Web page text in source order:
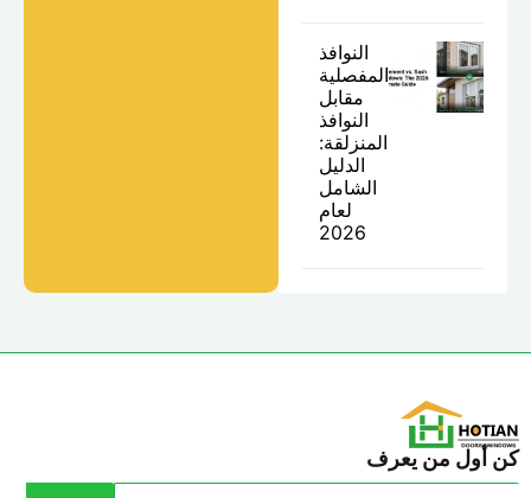
النوافذ
المفصلية
مقابل
النوافذ
المنزلقة:
الدليل
الشامل
لعام
2026
أول من يعرف